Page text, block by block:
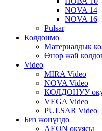
NOVA 14
NOVA 16
Pulsar
Колдонмо
Материалдык
Өнөр жай
Video
MIRA Video
NOVA Video
КОЛДОНУУ
VEGA Video
PULSAR Video
Биз жөнүндө
AEON окуясы